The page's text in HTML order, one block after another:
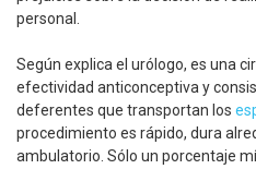
personal.
Según explica el urólogo, es una
efectividad anticonceptiva y
deferentes que transportan los
procedimiento es rápido, dura
ambulatorio. Sólo un porcentaje